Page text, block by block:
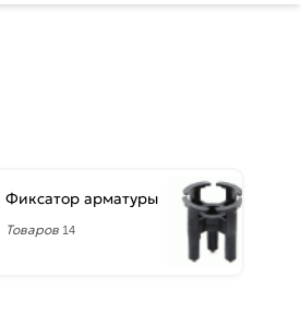
Фиксатор арматуры
Товаров 14